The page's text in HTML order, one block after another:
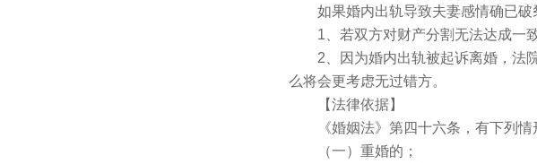
如果婚内出轨导致夫妻感情确已破
1、若双方对财产分割无法达成一致
2、因为婚内出轨被起诉离婚，法院
么将会更考虑无过错方。
【法律依据】
《婚姻法》第四十六条，有下列情
（一）重婚的；